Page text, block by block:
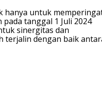
hanya untuk
tanggal 1 Juli 2024
sinergitas dan
terjalin dengan baik